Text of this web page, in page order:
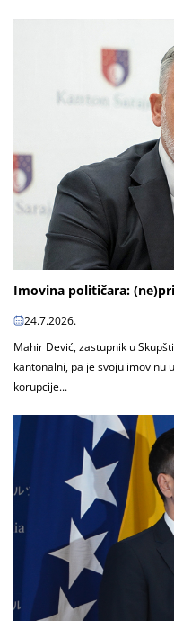
Imovina političara:
24.7.2026.
Mahir Dević, zastupnik u
kantonalni, pa je svoju imovinu
korupcije...